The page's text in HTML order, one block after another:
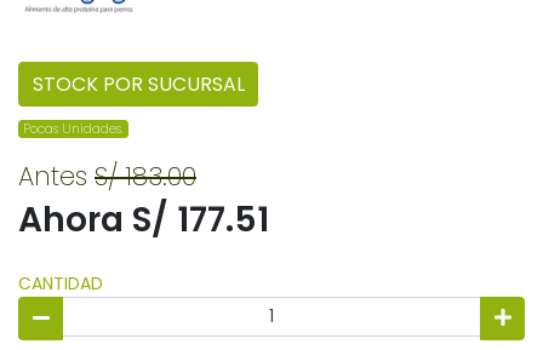
STOCK POR SUCURSAL
Pocas Unidades.
Antes S/ 183.00
Ahora S/ 177.51
CANTIDAD